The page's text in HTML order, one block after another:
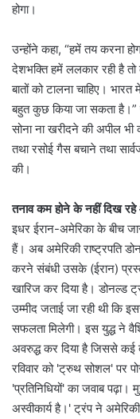
होगा।
उन्होंने कहा, “हमें तय करना
देशभक्ति हमें ललकार रही है
बातों को टालना चाहिए।
बहुत कुछ किया जा सकता
सोना ना खरीदने की अपील
तथा रसोई गैस बचाने तथा
की।
तनाव कम होने के नहीं दिख
इधर ईरान-अमेरिका के बीच
हैं। अब अमेरिकी राष्ट्रपति
करने संबंधी उसके (ईरान)
खारिज कर दिया है। डोनल्ड
उम्मीद जताई जा रही थी कि
सफलता मिलेगी। इस युद्ध ने
अवरुद्ध कर दिया है जिससे
रविवार को 'ट्रुथ सोशल' पर
'प्रतिनिधियों' का जवाब
अस्वीकार्य है।' ट्रंप ने